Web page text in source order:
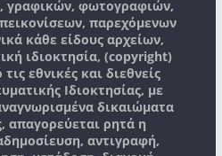
γραφικών, φωτογραφιών,
παρεχόμενων
κάθε είδους αρχείων,
ιδιοκτησία, (copyright)
εθνικές και διεθνείς
Ιδιοκτησίας, με
δικαιώματα
απαγορεύεται ρητά η
αντιγραφή,